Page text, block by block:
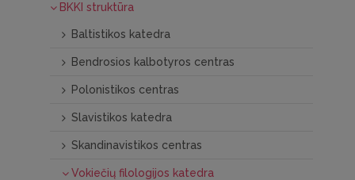
BKKI struktūra
Baltistikos katedra
Bendrosios kalbotyros centras
Polonistikos centras
Slavistikos katedra
Skandinavistikos centras
Vokiečių filologijos katedra